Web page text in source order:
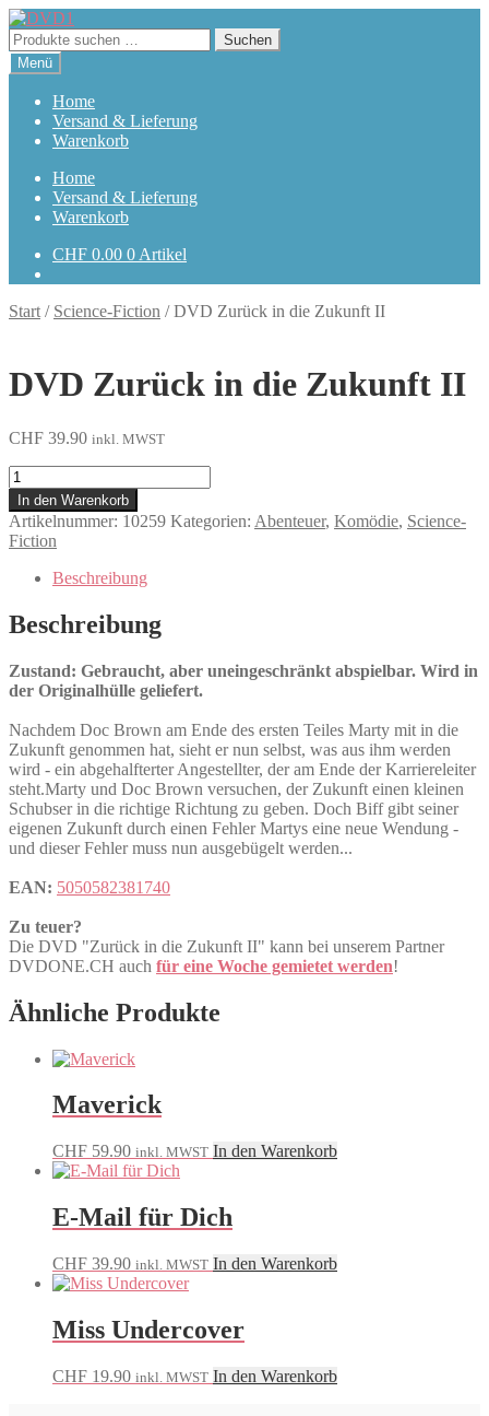
Zur
Navigation
springen
Zum
Inhalt
springen
Suchen
nach:
Suchen
Menü
Home
Versand & Lieferung
Warenkorb
Home
Versand & Lieferung
Warenkorb
CHF 0.00 0 Artikel
Start / Science-Fiction /DVD Zurück in die Zukunft II
DVD Zurück in die Zukunft II
CHF 39.90 inkl. MWST
Zurück
in
die
Zukunft
II
Menge
In den Warenkorb
Artikelnummer: 10259 Kategorien: Abenteuer, Komödie, Science-
Fiction
Beschreibung
Beschreibung
Zustand: Gebraucht, aber uneingeschränkt abspielbar. Wird in
der Originalhülle geliefert.
Nachdem Doc Brown am Ende des ersten Teiles Marty mit in die
Zukunft genommen hat, sieht er nun selbst, was aus ihm werden
wird - ein abgehalfterter Angestellter, der am Ende der Karriereleiter
steht.Marty und Doc Brown versuchen, der Zukunft einen kleinen
Schubser in die richtige Richtung zu geben. Doch Biff gibt seiner
eigenen Zukunft durch einen Fehler Martys eine neue Wendung -
und dieser Fehler muss nun ausgebügelt werden...
EAN: 5050582381740
Zu teuer?
Die DVD "Zurück in die Zukunft II" kann bei unserem Partner
DVDONE.CH auch für eine Woche gemietet werden!
Ähnliche Produkte
Maverick
CHF 59.90 inkl. MWST In den Warenkorb
E-Mail für Dich
CHF 39.90 inkl. MWST In den Warenkorb
Miss Undercover
CHF 19.90 inkl. MWST In den Warenkorb